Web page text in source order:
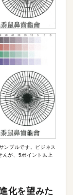
ンプルです。ビジネス
が、5ポイント以上
化を望みた